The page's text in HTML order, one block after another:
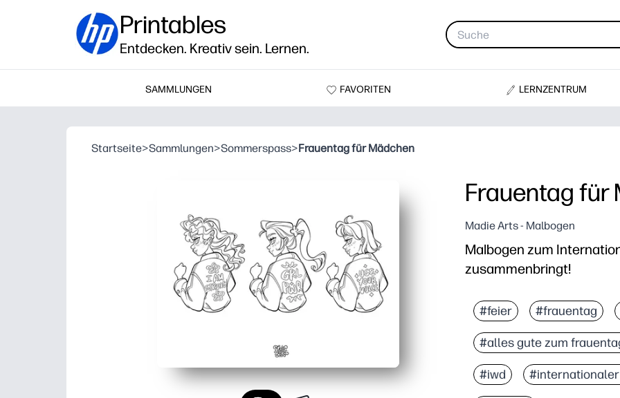
Printables
Entdecken. Kreativ sein. Lernen.
SAMMLUNGEN FAVORITEN LERNZENTRUM
Startseite>Sammlungen>Sommerspass>Frauentag für Mädchen
Frauentag für
Madie Arts - Malbogen
Malbogen zum
zusammenbringt!
Sie können drucken
Freundliche,
Funktioniert überall —
Unterstützt das
#feier #frauentag
#alles gute zum
#iwd